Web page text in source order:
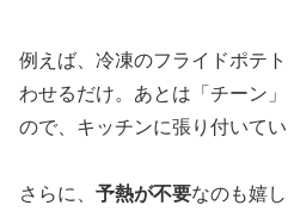
例えば、冷凍のフライドポテ
わせるだけ。あとは「チーン
ので、キッチンに張り付いて
さらに、 予熱が不要なのも嬉し